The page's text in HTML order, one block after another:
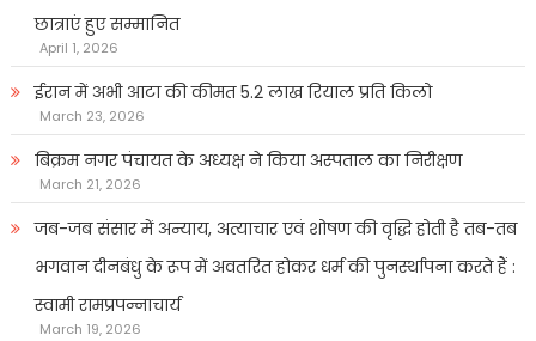
छात्राएं हुए सम्मानित
April 1, 2026
ईरान में अभी आटा की कीमत 5.2 लाख रियाल प्रति किलो
March 23, 2026
बिक्रम नगर पंचायत के अध्यक्ष ने किया अस्पताल का निरीक्षण
March 21, 2026
जब-जब संसार में अन्याय, अत्याचार एवं शोषण की वृद्धि होती है तब-तब
भगवान दीनबंधु के रूप में अवतरित होकर धर्म की पुनर्स्थापना करते हैं :
स्वामी रामप्रपन्नाचार्य
March 19, 2026